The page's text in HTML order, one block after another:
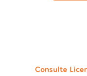
Consulte